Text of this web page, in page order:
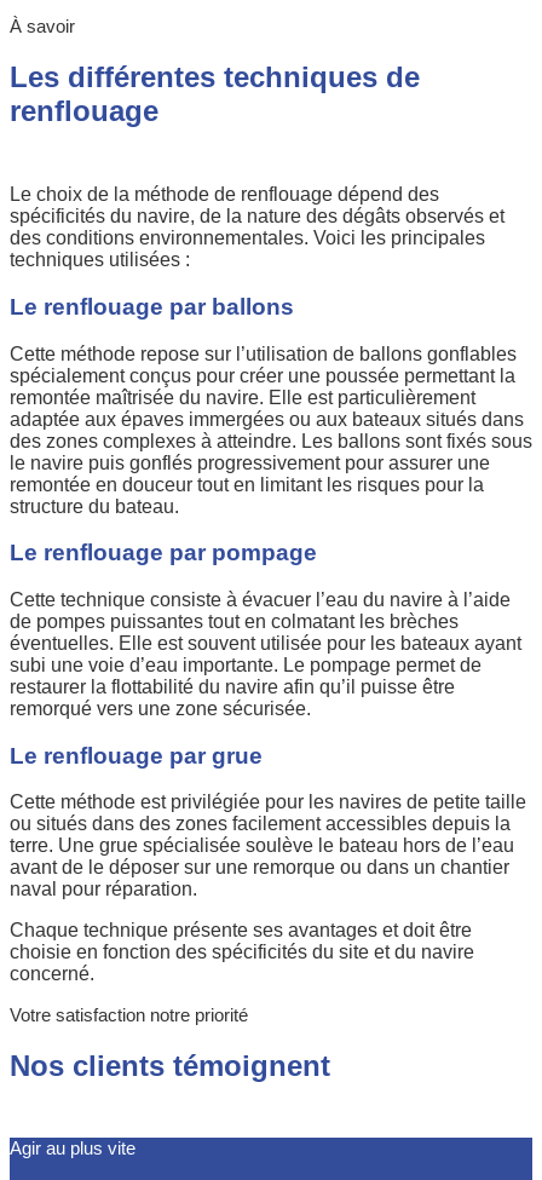
À savoir
Les différentes techniques de
renflouage
Le choix de la méthode de renflouage dépend des
spécificités du navire, de la nature des dégâts observés et
des conditions environnementales. Voici les principales
techniques utilisées :
Le renflouage par ballons
Cette méthode repose sur l’utilisation de ballons gonflables
spécialement conçus pour créer une poussée permettant la
remontée maîtrisée du navire. Elle est particulièrement
adaptée aux épaves immergées ou aux bateaux situés dans
des zones complexes à atteindre. Les ballons sont fixés sous
le navire puis gonflés progressivement pour assurer une
remontée en douceur tout en limitant les risques pour la
structure du bateau.
Le renflouage par pompage
Cette technique consiste à évacuer l’eau du navire à l’aide
de pompes puissantes tout en colmatant les brèches
éventuelles. Elle est souvent utilisée pour les bateaux ayant
subi une voie d’eau importante. Le pompage permet de
restaurer la flottabilité du navire afin qu’il puisse être
remorqué vers une zone sécurisée.
Le renflouage par grue
Cette méthode est privilégiée pour les navires de petite taille
ou situés dans des zones facilement accessibles depuis la
terre. Une grue spécialisée soulève le bateau hors de l’eau
avant de le déposer sur une remorque ou dans un chantier
naval pour réparation.
Chaque technique présente ses avantages et doit être
choisie en fonction des spécificités du site et du navire
concerné.
Votre satisfaction notre priorité
Nos clients témoignent
Agir au plus vite